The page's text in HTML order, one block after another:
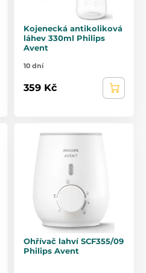
Kojenecká antikoliková
láhev 330ml Philips
Avent
10 dní
359 Kč
Ohřívač lahví SCF355/09
Philips Avent